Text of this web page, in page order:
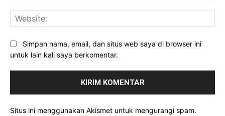
Simpan nama, email, dan situs web saya di browser ini
untuk lain kali saya berkomentar.
Situs ini menggunakan Akismet untuk mengurangi spam.